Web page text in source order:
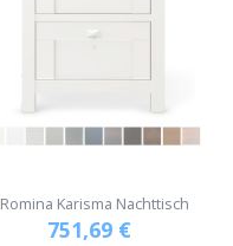
Romina Karisma Nachttisch
751,69 €